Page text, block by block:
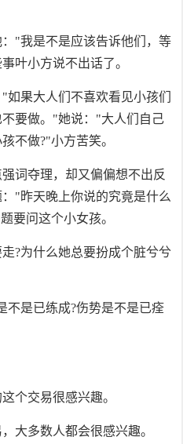
"我是不是应该告诉他们，等
叶小方说不出话了。
果大人们不喜欢看见小孩们
要做。"她说："大人们自己
不做?"小方苦笑。
词夺理，却又偏偏想不出反
"昨天晚上你说的究竟是什么
要问这个小女孩。
?为什么她总要扮成个脏兮兮
是已练成?伤势是不是已痊
个交易很感兴趣。
大多数人都会很感兴趣。